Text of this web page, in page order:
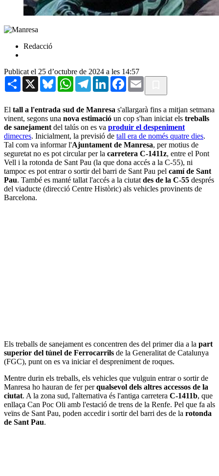
Redacció
Publicat el 25 d’octubre de 2024 a les 14:57
Share X BlueskyWhatsAppTelegramLinkedInFacebook
Email
El tall a l'entrada sud de Manresa s'allargarà fins a mitjan setmana
vinent, segons una nova estimació un cop s'han iniciat els treballs
de sanejament del talús on es va produir el despeniment
dimecres. Inicialment, la previsió de tall era de només quatre dies.
Tal com va informar l'Ajuntament de Manresa, per motius de
seguretat no es pot circular per la carretera C-1411z, entre el Pont
Vell i la rotonda de Sant Pau (la que dona accés a la C-55), ni
tampoc es pot entrar o sortir del barri de Sant Pau pel camí de Sant
Pau. També es manté tallat l'accés a la ciutat des de la C-55 després
del viaducte (direcció Centre Històric) als vehicles provinents de
Barcelona.
Els treballs de sanejament es concentren des del primer dia a la part
superior del túnel de Ferrocarrils de la Generalitat de Catalunya
(FGC), punt on es va iniciar el despreniment de roques.
Mentre durin els treballs, els vehicles que vulguin entrar o sortir de
Manresa ho hauran de fer perqualsevol dels altres accessos de la
ciutat. A la zona sud, l'alternativa és l'antiga carretera C-1411b, que
enllaça Can Poc Oli amb l'estació de trens de la Renfe. Pel que fa als
veïns de Sant Pau, poden accedir i sortir del barri des de la rotonda
de Sant Pau.